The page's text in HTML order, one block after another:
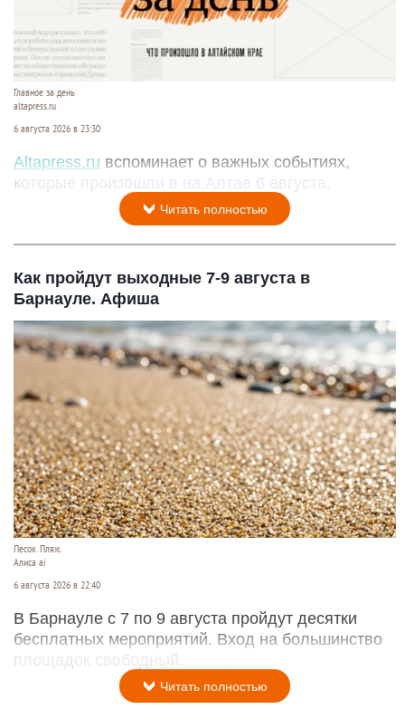
Главное за день
altapress.ru
6 августа 2026 в 23:30
Altapress.ru вспоминает о важных событиях,
которые произошли в на Алтае 6 августа.
Читать полностью
Как пройдут выходные 7-9 августа в
Барнауле. Афиша
Песок. Пляж.
Алиса ai
6 августа 2026 в 22:40
В Барнауле с 7 по 9 августа пройдут десятки
бесплатных мероприятий. Вход на большинство
площадок свободный.
Читать полностью